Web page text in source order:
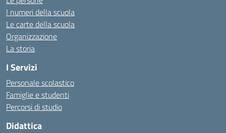
I numeri della scuola
Le carte della scuola
Organizzazione
La storia
I Servizi
Personale scolastico
Famiglie e studenti
Percorsi di studio
Didattica